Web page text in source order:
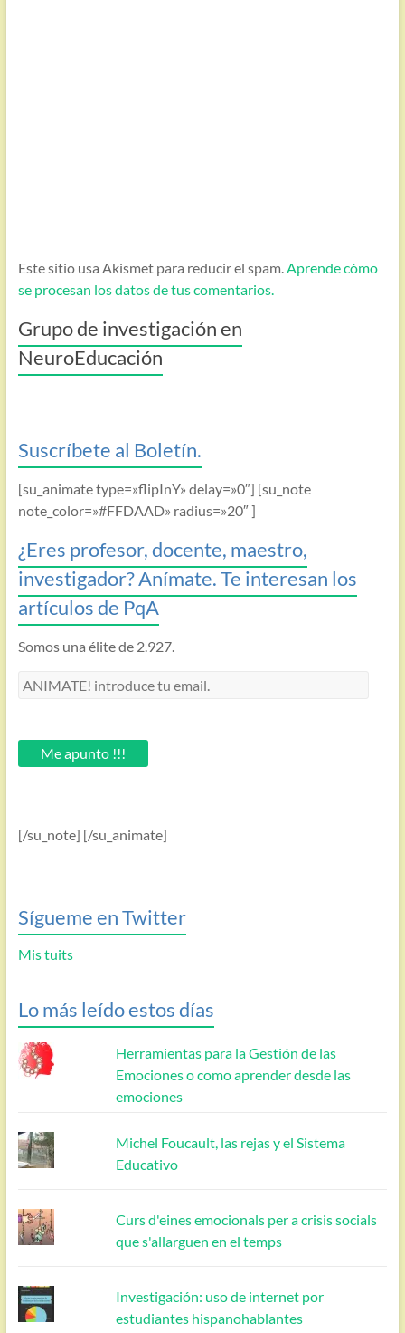
Este sitio usa Akismet para reducir el spam.Aprende cómo
se procesan los datos de tus comentarios.
Grupo de investigación en
NeuroEducación
Suscríbete al Boletín.
[su_animate type=»flipInY» delay=»0″] [su_note
note_color=»#FFDAAD» radius=»20″ ]
¿Eres profesor, docente, maestro,
investigador? Anímate. Te interesan los
artículos de PqA
Somos una élite de 2.927.
ANIMATE!
email.Me apunto !!!
[/su_note] [/su_animate]
Sígueme en Twitter
Mis tuits
Lo más leído estos días
Herramientas para la Gestión de las
Emociones o como aprender desde las
emociones
Michel Foucault, las rejas y el Sistema
Educativo
Curs d'eines emocionals per a crisis socials
que s'allarguen en el temps
Investigación: uso de internet por
estudiantes hispanohablantes